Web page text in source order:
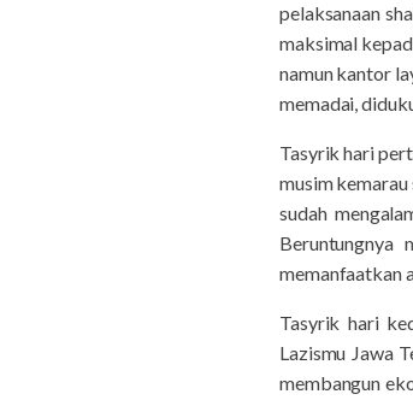
pelaksanaan
maksimal
namun kantor
memadai,
Tasyrik hari
musim
sudah
Beruntungnya
memanfaatkan
Tasyrik hari
Lazismu Jawa
membangun